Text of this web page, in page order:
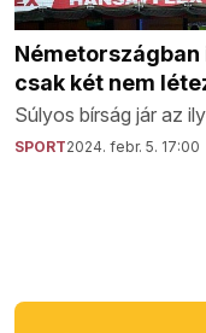
csak két nem
Súlyos bírság jár az
SPORT2024. febr. 5. 17:00